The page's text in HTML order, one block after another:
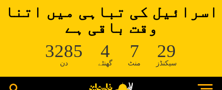
اسرائیل کی تباہی میں اتنا
وقت باقی ہے
3285
دن
4
گھنٹے
7
منٹ
29
سیکنڈز